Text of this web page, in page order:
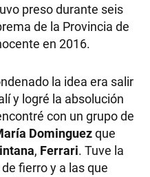
preso durante seis
de la Provincia de
en 2016.
la idea era salir
y logré la absolución
con un grupo de
Dominguezque
, Ferrari. Tuve la
fierro y a las que